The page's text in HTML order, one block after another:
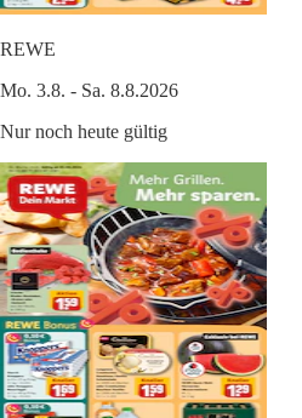
REWE
Mo. 3.8. - Sa. 8.8.2026
Nur noch heute gültig